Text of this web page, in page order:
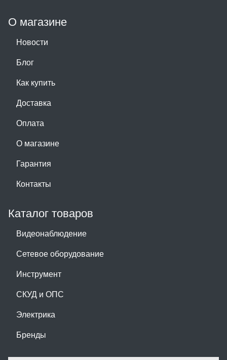
О магазине
Новости
Блог
Как купить
Доставка
Оплата
О магазине
Гарантия
Контакты
Каталог товаров
Видеонаблюдение
Сетевое оборудование
Инструмент
СКУД и ОПС
Электрика
Бренды